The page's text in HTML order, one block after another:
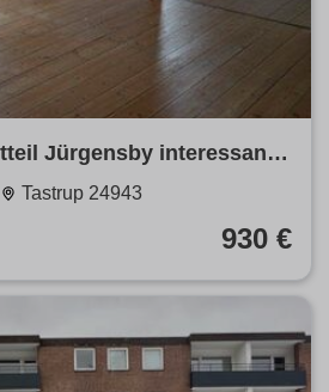
Jürgensby interessante
mit Balkon in 2. Etage
Tastrup 24943
930 €